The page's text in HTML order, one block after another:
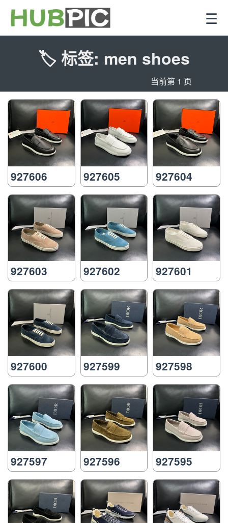
☰
🏷️ 标签: men shoes
当前第 1 页
927606 927605 927604
927603 927602 927601
927600 927599 927598
927597 927596 927595